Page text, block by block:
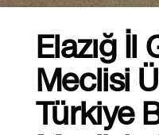
Elazığ İl
Meclisi
Türkiye